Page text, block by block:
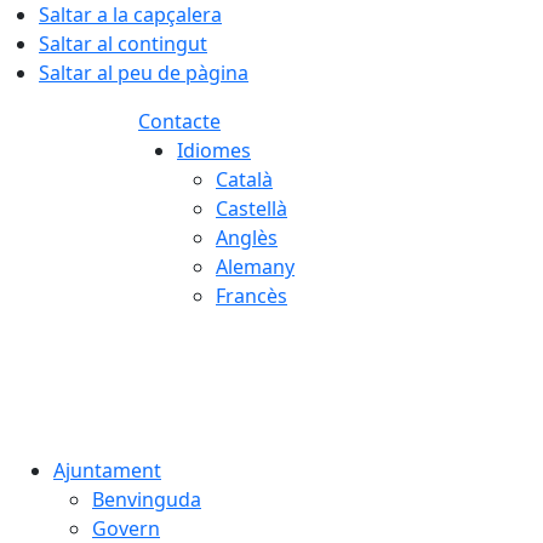
Saltar a la capçalera
Saltar al contingut
Saltar al peu de pàgina
Contacte
Idiomes
Català
Castellà
Anglès
Alemany
Francès
Ajuntament
Benvinguda
Govern